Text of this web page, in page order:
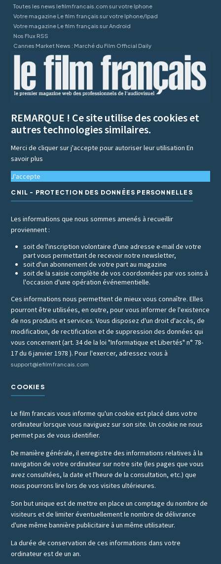
Toutes les news lefilmfrancais.com sur votre Iphone
Votre magazine Le film français sur votre Iphone/Ipad
Votre magazine Le film français sur Android
Nos Flux RSS
Cannes Market News : Marché du Film Official Daily
REMARQUE ! Ce site utilise des cookies et
autres technologies similaires.
Merci de cliquer sur j'accepte pour autoriser leur utilisationEn
savoir plus
J'accepte
CNIL - PROTECTION DES DONNÉES PERSONNELLES
Les informations que nous sommes amenés à recueillir
proviennent :
soit de l'inscription volontaire d'une adresse e-mail de votre
part vous permettant de recevoir notre newsletter,
soit d'un abonnement de votre part au magazine
soit de la saisie complète de vos coordonnées par vos soins à
l'occasion d'une opération événementielle.
Ces informations nous permettent de mieux vous connaître. Elles
pourront être utilisées, en outre, pour vous informer de l'existence
de nos produits et services. Vous disposez d'un droit d'accès, de
modification, de rectification et de suppression des données qui
vous concernent (art. 34 de la loi "Informatique et Libertés" n° 78-
17 du 6 janvier 1978 ). Pour l'exercer, adressez vous à
support@lefilmfrancais.com
COOKIES
Le film francais vous informe qu'un cookie est placé dans votre
ordinateur lorsque vous naviguez sur son site. Un cookie ne nous
permet pas de vous identifier.
De manière générale, il enregistre des informations relatives à la
navigation de votre ordinateur sur notre site (les pages que vous
avez consultées, la date et l'heure de la consultation, etc.) que
nous pourrons lire lors de vos visites ultérieures.
Son but unique est de mettre en place un comptage du nombre de
visiteurs et de limiter éventuellement le nombre de délivrance
d'une même bannière publicitaire à un même utilisateur.
La durée de conservation de ces informations dans votre
ordinateur est de un an.